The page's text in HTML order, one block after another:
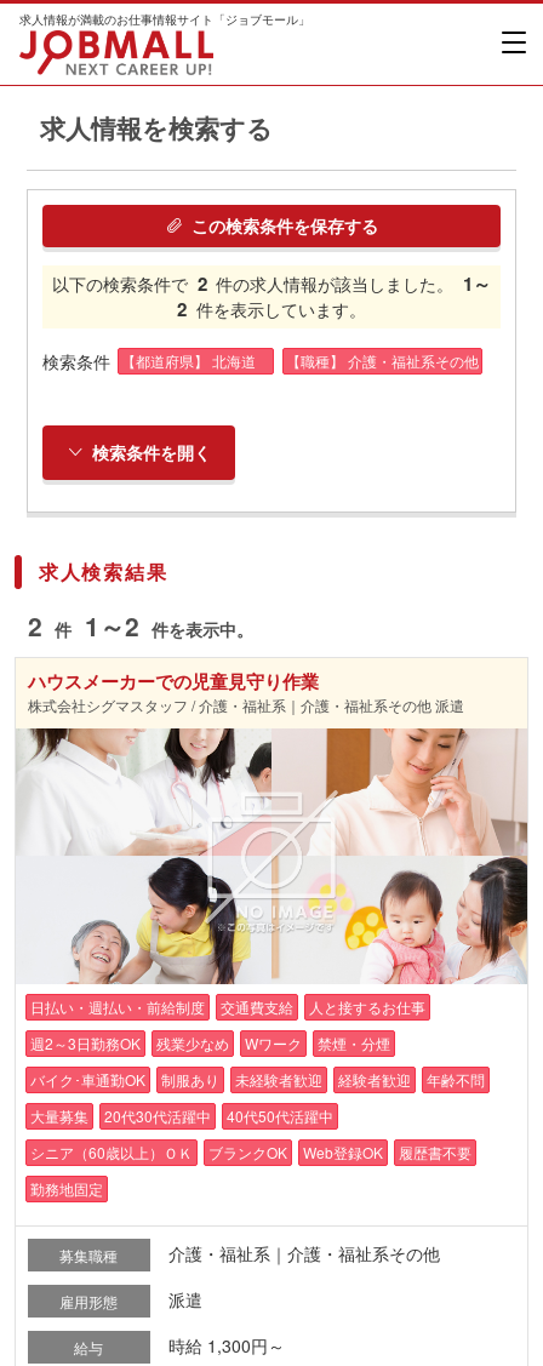
求人情報が満載のお仕事情報サイト「ジョブモール」
求人情報を検索する
この検索条件を保存する
以下の検索条件で 2 件の求人情報が該当しました。
1～
2 件を表示しています。
検索条件 【都道府県】 北海道 【職種】 介護・福祉系その他
検索条件を開く
求人検索結果
2 件 1～2 件を表示中。
ハウスメーカーでの児童見守り作業
株式会社シグマスタッフ / 介護・福祉系｜介護・福祉系その他 派遣
日払い・週払い・前給制度 交通費支給
人と接するお仕事
週2～3日勤務OK
残業少なめ Wワーク
禁煙・分煙
バイク･車通勤OK
制服あり 未経験者歓迎 経験者歓迎
年齢不問
大量募集
20代30代活躍中
40代50代活躍中
シニア（60歳以上）ＯＫ
ブランクOK Web登録OK
履歴書不要
勤務地固定
募集職種 介護・福祉系｜介護・福祉系その他
雇用形態 派遣
給与 時給 1,300円～